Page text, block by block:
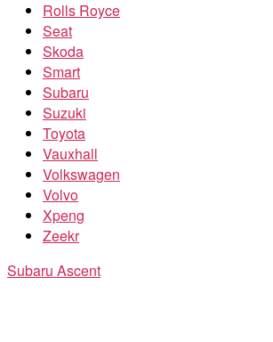
Rolls Royce
Seat
Skoda
Smart
Subaru
Suzuki
Toyota
Vauxhall
Volkswagen
Volvo
Xpeng
Zeekr
Subaru Ascent